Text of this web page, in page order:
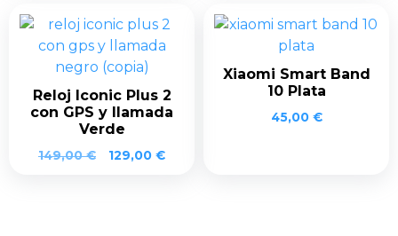
era:
149,00 €.129,00 €.
Reloj Iconic Plus 2
con GPS y llamada
Verde
149,00€
El
129,00 €El
Xiaomi Smart Band
10 Plata
45,00 €